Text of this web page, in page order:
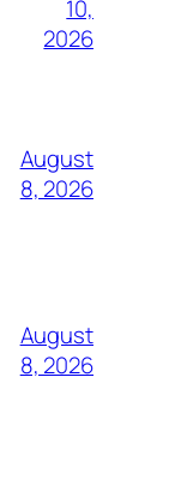
10,
2026
August
8, 2026
August
8, 2026